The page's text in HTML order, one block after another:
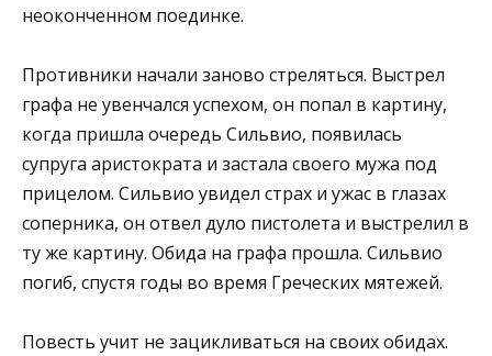
неоконченном поединке.
Противники начали заново стреляться. Выстрел
графа не увенчался успехом, он попал в картину,
когда пришла очередь Сильвио, появилась
супруга аристократа и застала своего мужа под
прицелом. Сильвио увидел страх и ужас в глазах
соперника, он отвел дуло пистолета и выстрелил в
ту же картину. Обида на графа прошла. Сильвио
погиб, спустя годы во время Греческих мятежей.
Повесть учит не зацикливаться на своих обидах.